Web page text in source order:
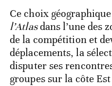
Ce choix
l’Atlasdans l’une des
de la compétition et
déplacements, la
disputer ses
groupes sur la côte